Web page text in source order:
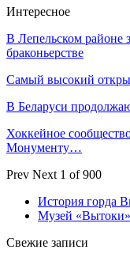
Интересное
В Лепельском районе
браконьерстве
Самый высокий
В Беларуси
Хоккейное
Монументу…
Prev Next 1 of 900
История горда
Музей «Вытоки»
Свежие записи